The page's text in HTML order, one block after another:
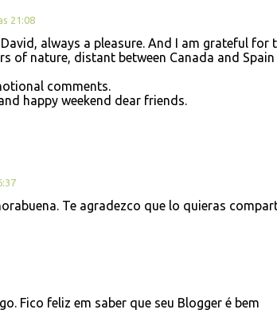
21:08
always a pleasure. And I am grateful for
of nature, distant between Canada and
comments.
happy weekend dear friends.
Te agradezco que lo quieras
Fico feliz em saber que seu Blogger é bem